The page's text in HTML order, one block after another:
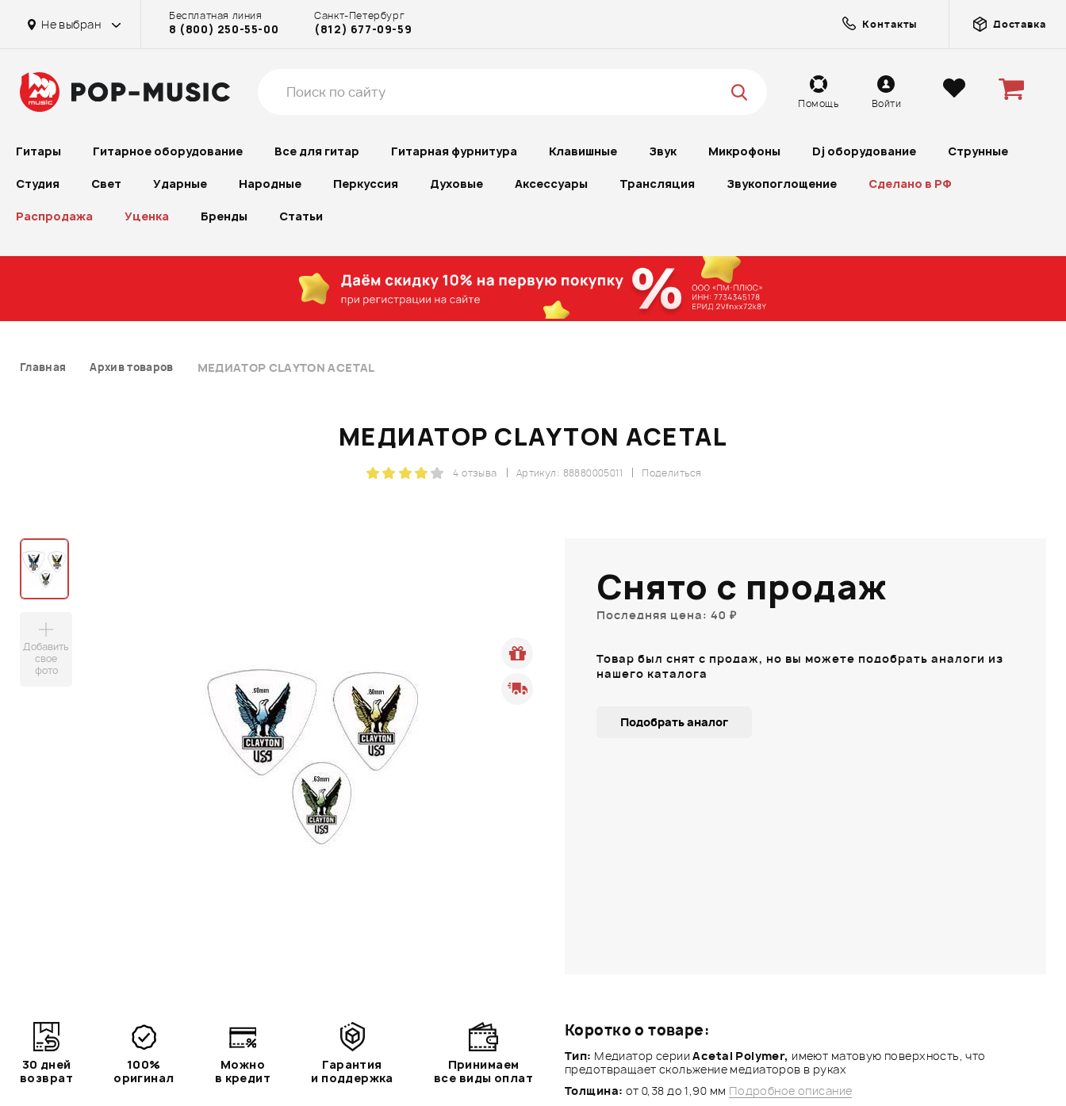
Не выбран
Бесплатная линия
8 (800) 250-55-00
Санкт-Петербург
(812) 677-09-59 Контакты Доставка
Помощь Войти
Гитары Гитарное оборудование Все для гитар Гитарная фурнитура Клавишные Звук Микрофоны Dj оборудование Струнные
Студия Свет Ударные Народные Перкуссия Духовые Аксессуары Трансляция Звукопоглощение Сделано в РФ
Распродажа Уценка Бренды Статьи
Главная Архив товаров МЕДИАТОР CLAYTON ACETAL
МЕДИАТОР CLAYTON ACETAL
Поделиться
Артикул: 88880005011
4 отзыва
Добавить
свое
фото
Коротко о товаре:
Тип: Медиатор серииAcetal Polymer, имеют матовую поверхность, что
предотвращает скольжение медиаторов в руках
Толщина: от 0,38 до 1,90 мм Подробное описание
Снято с продаж
Последняя цена: 40 ₽
Товар был снят с продаж, но вы можете подобрать аналоги из
нашего каталога
Подобрать аналог
30 дней
возврат
100%
оригинал
Можно
в кредит
Гарантия
и поддержка
Принимаем
все виды оплат